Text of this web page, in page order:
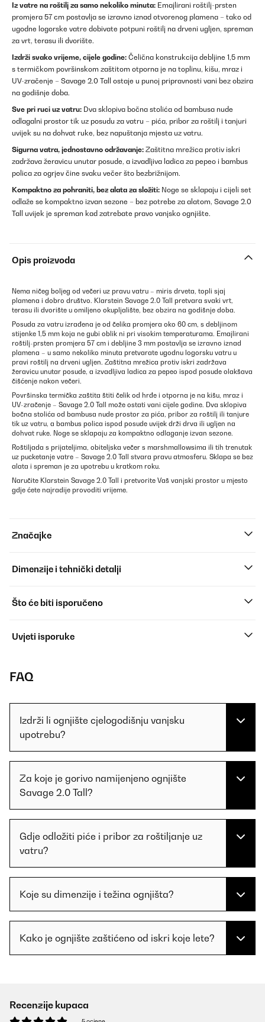
Iz vatre na roštilj za samo nekoliko minuta: Emajlirani roštilj-prsten
promjera 57 cm postavlja se izravno iznad otvorenog plamena – tako od
ugodne logorske vatre dobivate potpuni roštilj na drveni ugljen, spreman
za vrt, terasu ili dvorište.
Izdrži svako vrijeme, cijele godine: Čelična konstrukcija debljine 1,5 mm
s termičkom površinskom zaštitom otporna je na toplinu, kišu, mraz i
UV-zračenje – Savage 2.0 Tall ostaje u punoj pripravnosti vani bez obzira
na godišnje doba.
Sve pri ruci uz vatru: Dva sklopiva bočna stolića od bambusa nude
odlagalni prostor tik uz posudu za vatru – pića, pribor za roštilj i tanjuri
uvijek su na dohvat ruke, bez napuštanja mjesta uz vatru.
Sigurna vatra, jednostavno održavanje: Zaštitna mrežica protiv iskri
zadržava žeravicu unutar posude, a izvadljiva ladica za pepeo i bambus
polica za ogrjev čine svaku večer što bezbrižnijom.
Kompaktno za pohraniti, bez alata za složiti: Noge se sklapaju i cijeli set
odlaže se kompaktno izvan sezone – bez potrebe za alatom, Savage 2.0
Tall uvijek je spreman kad zatrebate pravo vanjsko ognjište.
Opis proizvoda
Nema ničeg boljeg od večeri uz pravu vatru – miris drveta, topli sjaj
plamena i dobro društvo. Klarstein Savage 2.0 Tall pretvara svaki vrt,
terasu ili dvorište u omiljeno okupljalište, bez obzira na godišnje doba.
Posuda za vatru izrađena je od čelika promjera oko 60 cm, s debljinom
stijenke 1,5 mm koja ne gubi oblik ni pri visokim temperaturama. Emajlirani
roštilj-prsten promjera 57 cm i debljine 3 mm postavlja se izravno iznad
plamena – u samo nekoliko minuta pretvarate ugodnu logorsku vatru u
pravi roštilj na drveni ugljen. Zaštitna mrežica protiv iskri zadržava
žeravicu unutar posude, a izvadljiva ladica za pepeo ispod posude olakšava
čišćenje nakon večeri.
Površinska termička zaštita štiti čelik od hrđe i otporna je na kišu, mraz i
UV-zračenje – Savage 2.0 Tall može ostati vani cijele godine. Dva sklopiva
bočna stolića od bambusa nude prostor za pića, pribor za roštilj ili tanjure
tik uz vatru, a bambus polica ispod posude uvijek drži drva ili ugljen na
dohvat ruke. Noge se sklapaju za kompaktno odlaganje izvan sezone.
Roštiljada s prijateljima, obiteljska večer s marshmallowsima ili tih trenutak
uz pucketanje vatre – Savage 2.0 Tall stvara pravu atmosferu. Sklapa se bez
alata i spreman je za upotrebu u kratkom roku.
Naručite Klarstein Savage 2.0 Tall i pretvorite Vaš vanjski prostor u mjesto
gdje ćete najradije provoditi vrijeme.
Značajke
Dimenzije i tehnički detalji
Što će biti isporučeno
Uvjeti isporuke
FAQ
Izdrži li ognjište cjelogodišnju vanjsku
upotrebu?
Za koje je gorivo namijenjeno ognjište
Savage 2.0 Tall?
Gdje odložiti piće i pribor za roštiljanje uz
vatru?
Koje su dimenzije i težina ognjišta?
Kako je ognjište zaštićeno od iskri koje lete?
Recenzije kupaca